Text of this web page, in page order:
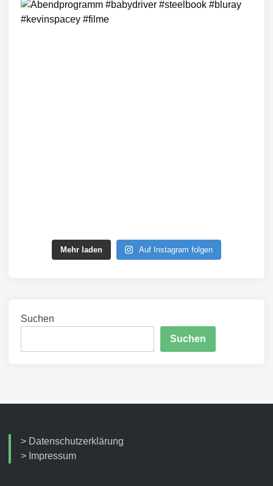
Mehr laden Auf Instagram folgen
Suchen
Suchen
> Datenschutzerklärung
> Impressum